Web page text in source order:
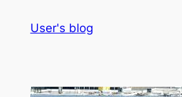
User's blog